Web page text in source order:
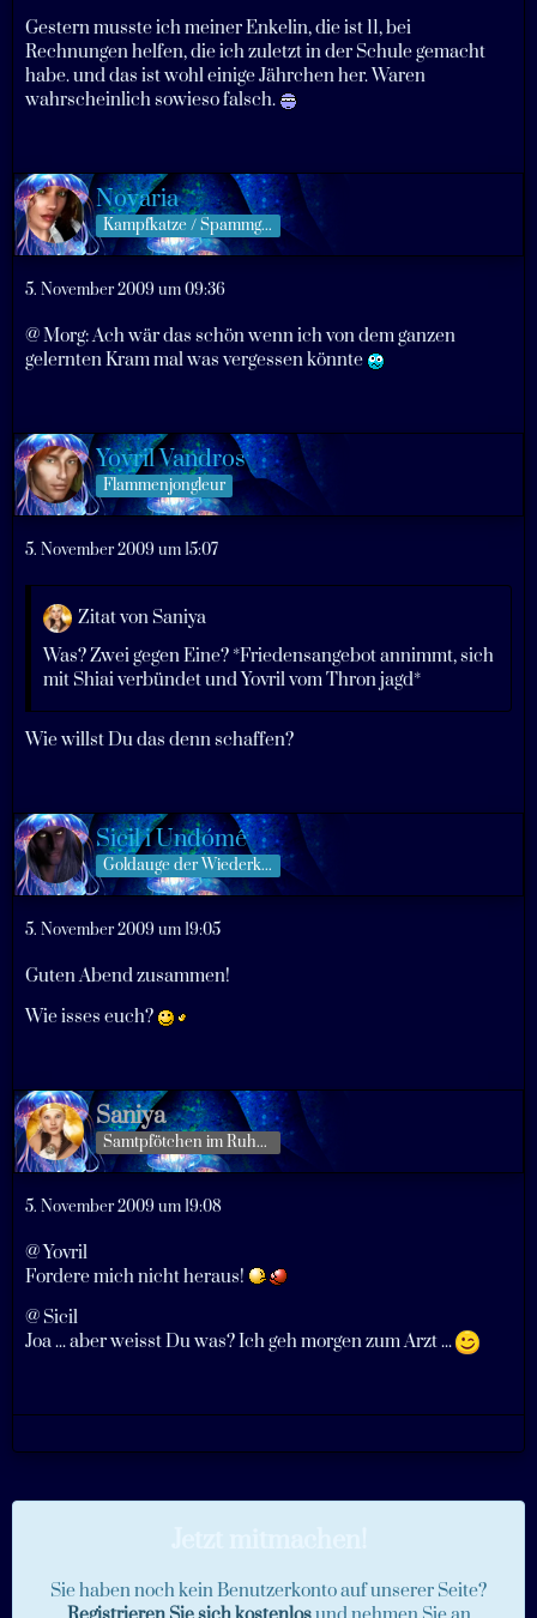
Gestern musste ich meiner Enkelin, die ist 11, bei
Rechnungen helfen, die ich zuletzt in der Schule gemacht
habe. und das ist wohl einige Jährchen her. Waren
wahrscheinlich sowieso falsch.
Novaria
Kampfkatze / Spammgöttin
5. November 2009 um 09:36
@ Morg: Ach wär das schön wenn ich von dem ganzen
gelernten Kram mal was vergessen könnte
Yovril Vandros
Flammenjongleur
5. November 2009 um 15:07
Zitat von Saniya
Was? Zwei gegen Eine? *Friedensangebot annimmt, sich
mit Shiai verbündet und Yovril vom Thron jagd*
Wie willst Du das denn schaffen?
Sicil i Undómê
Goldauge der Wiederkehrer
5. November 2009 um 19:05
Guten Abend zusammen!
Wie isses euch?
Saniya
Samtpfötchen im Ruhestand
5. November 2009 um 19:08
@ Yovril
Fordere mich nicht heraus!
@ Sicil
Joa ... aber weisst Du was? Ich geh morgen zum Arzt ...
Sie haben noch kein Benutzerkonto auf unserer Seite?